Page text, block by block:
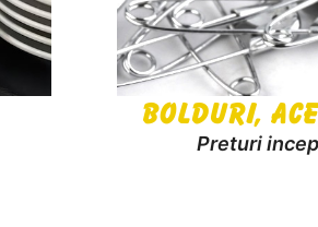
Bolduri,
Preturi